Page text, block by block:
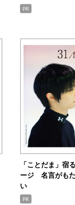
PR
「ことだま」宿
ージ 名言がも
い
PR